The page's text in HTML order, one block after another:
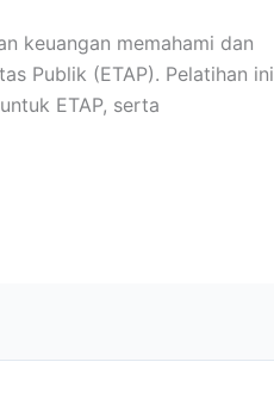
keuangan memahami dan
Publik (ETAP). Pelatihan ini
ETAP, serta